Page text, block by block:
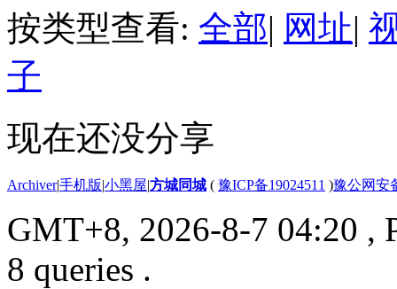
按类型查看: 全部| 网址|
子
现在还没分享
Archiver|手机版|小黑屋|方城同城 ( 豫ICP备19024511 )豫公网安
GMT+8, 2026-8-7 04:20 ,
8 queries .